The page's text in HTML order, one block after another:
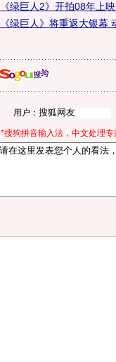
《绿巨人2》开拍08年上
《绿巨人》将重返大银幕
用户：
*搜狗拼音输入法，中文处理专